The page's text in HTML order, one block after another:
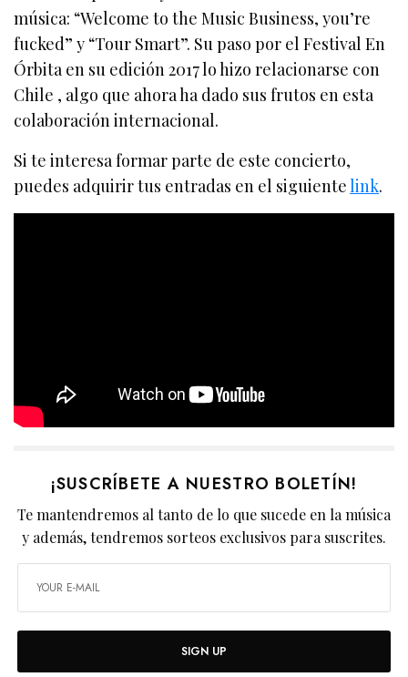
música: “Welcome to the Music Business, you’re
fucked” y “Tour Smart”. Su paso por el Festival En
Órbita en su edición 2017 lo hizo relacionarse con
Chile , algo que ahora ha dado sus frutos en esta
colaboración internacional.
Si te interesa formar parte de este concierto,
puedes adquirir tus entradas en el siguientelink.
¡SUSCRÍBETE A NUESTRO BOLETÍN!
Te mantendremos al tanto de lo que sucede en la música
y además, tendremos sorteos exclusivos para suscrites.
SIGN UP